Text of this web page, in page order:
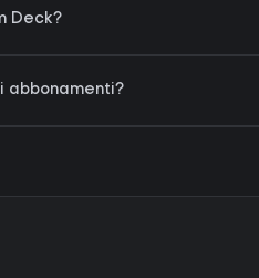
Deck?
abbonamenti?